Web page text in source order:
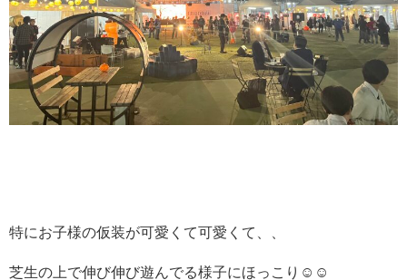
特にお子様の仮装が可愛くて可愛くて、、
芝生の上で伸び伸び遊んでる様子にほっこり☺️ ☺️